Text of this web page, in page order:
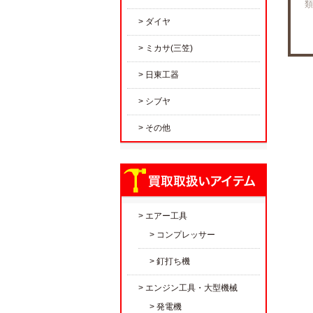
ダイヤ
ミカサ(三笠)
日東工器
シブヤ
その他
エアー工具
コンプレッサー
釘打ち機
エンジン工具・大型機械
発電機